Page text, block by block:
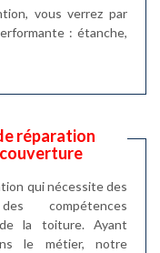
vous verrez par
: étanche,
réparation
qui nécessite des
compétences
la toiture. Ayant
le métier, notre